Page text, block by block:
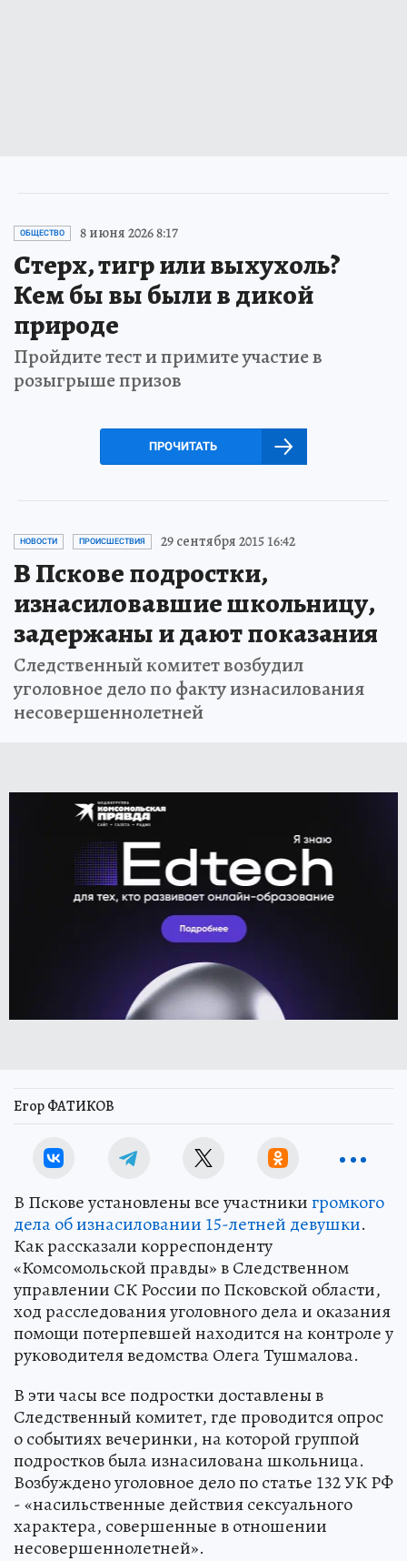
ОБЩЕСТВО 8 июня 2026 8:17
Стерх, тигр или выхухоль?
Кем бы вы были в дикой
природе
Пройдите тест и примите участие в
розыгрыше призов
ПРОЧИТАТЬ
НОВОСТИ ПРОИСШЕСТВИЯ 29 сентября 2015 16:42
В Пскове подростки,
изнасиловавшие школьницу,
задержаны и дают показания
Следственный комитет возбудил
уголовное дело по факту изнасилования
несовершеннолетней
Егор ФАТИКОВ
В Пскове установлены все участникигромкого
дела об изнасиловании 15-летней девушки.
Как рассказали корреспонденту
«Комсомольской правды» в Следственном
управлении СК России по Псковской области,
ход расследования уголовного дела и оказания
помощи потерпевшей находится на контроле у
руководителя ведомства Олега Тушмалова.
В эти часы все подростки доставлены в
Следственный комитет, где проводится опрос
о событиях вечеринки, на которой группой
подростков была изнасилована школьница.
Возбуждено уголовное дело по статье 132 УК РФ
- «насильственные действия сексуального
характера, совершенные в отношении
несовершеннолетней».